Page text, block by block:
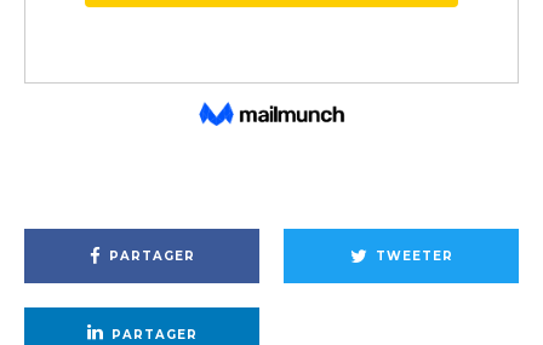
PARTAGER TWEETER
PARTAGER